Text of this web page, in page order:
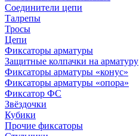
Соединители цепи
Талрепы
Тросы
Цепи
Фиксаторы арматуры
Защитные колпачки на арматуру
Фиксаторы арматуры «конус»
Фиксаторы арматуры «опора»
Фиксатор ФС
Звёздочки
Кубики
Прочие фиксаторы